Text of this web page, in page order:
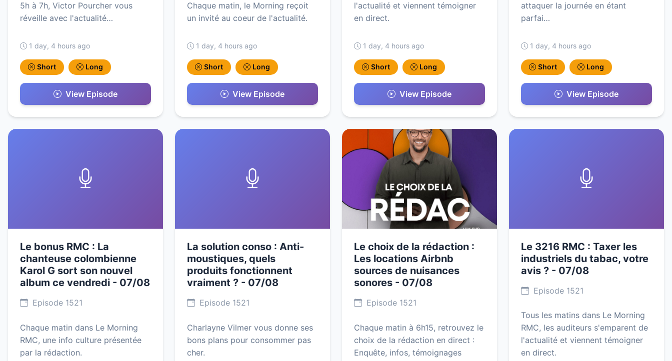
5h à 7h, Victor Pourcher vous
réveille avec l'actualité…
1 day, 4 hours ago
Short Long
View Episode
Chaque matin, le Morning reçoit
un invité au coeur de l'actualité.
1 day, 4 hours ago
Short Long
View Episode
l'actualité et viennent témoigner
en direct.
1 day, 4 hours ago
Short Long
View Episode
attaquer la journée en étant
parfai…
1 day, 4 hours ago
Short Long
View Episode
Le bonus RMC : La
chanteuse colombienne
Karol G sort son nouvel
album ce vendredi - 07/08
Episode 1521
Chaque matin dans Le Morning
RMC, une info culture présentée
par la rédaction.
La solution conso : Anti-
moustiques, quels
produits fonctionnent
vraiment ? - 07/08
Episode 1521
Charlayne Vilmer vous donne ses
bons plans pour consommer pas
cher.
Le choix de la rédaction :
Les locations Airbnb
sources de nuisances
sonores - 07/08
Episode 1521
Chaque matin à 6h15, retrouvez le
choix de la rédaction en direct :
Enquête, infos, témoignages
Le 3216 RMC : Taxer les
industriels du tabac, votre
avis ? - 07/08
Episode 1521
Tous les matins dans Le Morning
RMC, les auditeurs s'emparent de
l'actualité et viennent témoigner
en direct.